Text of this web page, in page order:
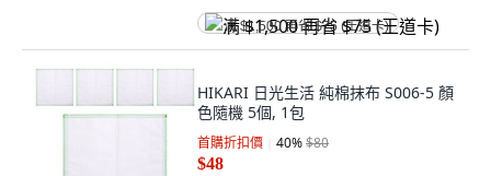
满 $1,500 再省 $75 (王道卡)
HIKARI 日光生活 純棉抹布 S006-5 顏
色隨機 5個, 1包
首購折扣價 40%$80
$48